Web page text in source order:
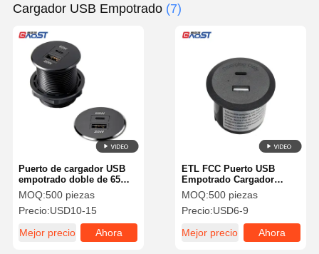
Cargador USB Empotrado (7)
Puerto de cargador USB
empotrado doble de 65W
con carcasa de aleación
de aluminio para
integración en muebles de
MOQ:500 piezas
Precio:USD10-15
Mejor precio
Ahora
ETL FCC Puerto USB
Empotrado Cargador
QC3.0 de 20 vatios para
Escritorio 45 mm
MOQ:500 piezas
Precio:USD6-9
Mejor precio
Ahora